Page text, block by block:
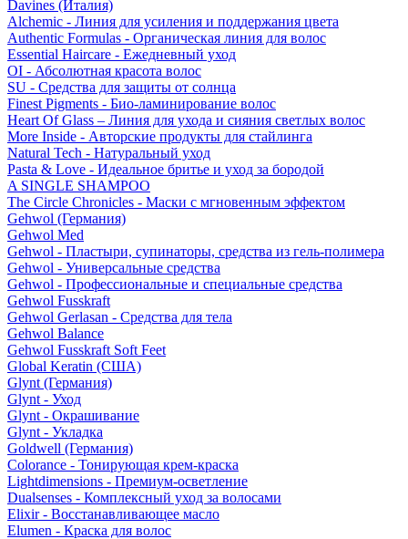
Davines (Италия)
Alchemic - Линия для усиления и поддержания цвета
Authentic Formulas - Органическая линия для волос
Essential Haircare - Eжедневный уход
OI - Абсолютная красота волос
SU - Средства для защиты от солнца
Finest Pigments - Био-ламинирование волос
Heart Of Glass – Линия для ухода и сияния светлых волос
More Inside - Авторские продукты для стайлинга
Natural Tech - Натуральный уход
Pasta & Love - Идеальное бритье и уход за бородой
A SINGLE SHAMPOO
The Circle Chronicles - Маски с мгновенным эффектом
Gehwol (Германия)
Gehwol Med
Gehwol - Пластыри, супинаторы, средства из гель-полимера
Gehwol - Универсальные средства
Gehwol - Профессиональные и специальные средства
Gehwol Fusskraft
Gehwol Gerlasan - Средства для тела
Gehwol Balance
Gehwol Fusskraft Soft Feet
Global Keratin (США)
Glynt (Германия)
Glynt - Уход
Glynt - Окрашивание
Glynt - Укладка
Goldwell (Германия)
Colorance - Тонирующая крем-краска
Lightdimensions - Премиум-осветление
Dualsenses - Комплексный уход за волосами
Elixir - Восстанавливающее масло
Elumen - Краска для волос